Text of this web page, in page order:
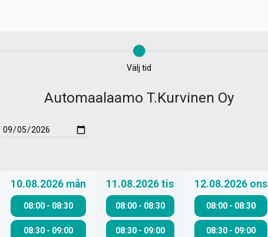
Välj tid
Automaalaamo T.Kurvinen Oy
10.08.2026 mån
08:00 - 08:30
08:30 - 09:00
11.08.2026 tis
08:00- 08:30
08:30- 09:00
12.08.2026 ons
08:00- 08:30
08:30- 09:00